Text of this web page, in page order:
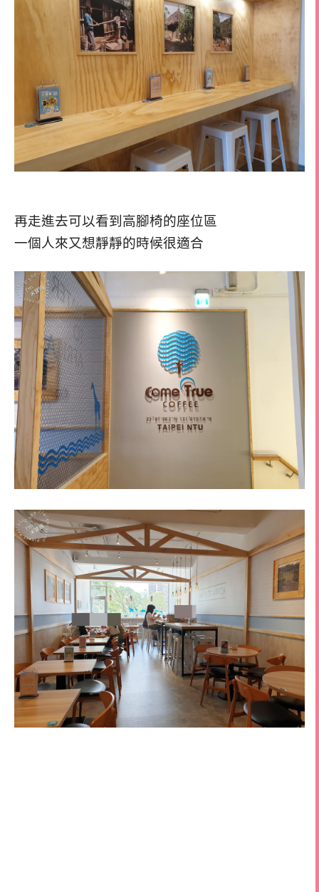
再走進去可以看到高腳椅的座位區
一個人來又想靜靜的時候很適合